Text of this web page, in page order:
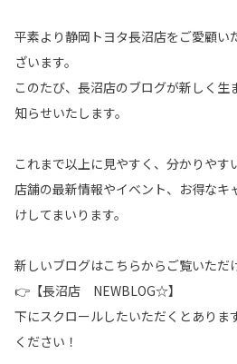
平素より静岡トヨタ長沼店をご愛顧い
ざいます。
このたび、長沼店のブログが新しく
知らせいたします。
これまで以上に見やすく、分かりやす
店舗の最新情報やイベント、お得なキ
けしてまいります。
新しいブログはこちらからご覧いただ
👉【長沼店 NEWBLOG☆】
下にスクロールしたいただくとありま
ください！